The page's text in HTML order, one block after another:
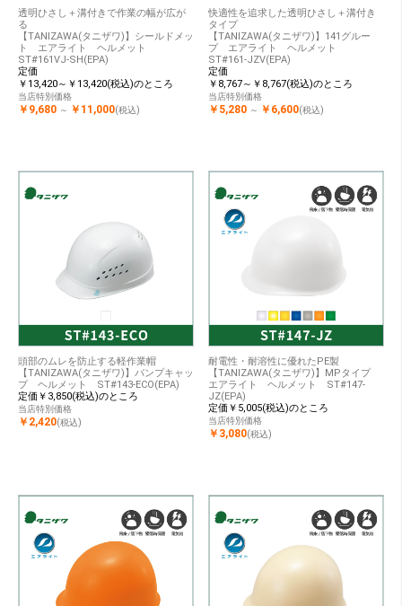
透明ひさし＋溝付きで作業の幅が広が
る
【TANIZAWA(タニザワ)】シールドメッ
ト エアライト ヘルメット
ST#161VJ-SH(EPA)
定価
￥13,420～￥13,420(税込)のところ
当店特別価格
￥9,680 ～ ￥11,000(税込)
快適性を追求した透明ひさし＋溝付き
タイプ
【TANIZAWA(タニザワ)】141グルー
プ エアライト ヘルメット
ST#161-JZV(EPA)
定価
￥8,767～￥8,767(税込)のところ
当店特別価格
￥5,280 ～ ￥6,600(税込)
頭部のムレを防止する軽作業帽
【TANIZAWA(タニザワ)】バンプキャッ
プ ヘルメット ST#143-ECO(EPA)
定価￥3,850(税込)のところ
当店特別価格
￥2,420(税込)
耐電性・耐溶性に優れたPE製
【TANIZAWA(タニザワ)】MPタイプ
エアライト ヘルメット ST#147-
JZ(EPA)
定価￥5,005(税込)のところ
当店特別価格
￥3,080(税込)